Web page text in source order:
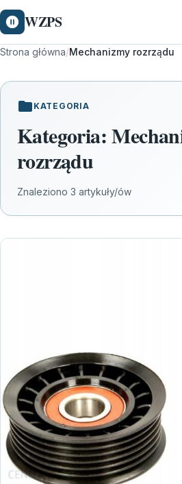
WZPS
Strona główna/Mechanizmy rozrządu
KATEGORIA
Kategoria:
rozrządu
Znaleziono 3 artykuły/ów